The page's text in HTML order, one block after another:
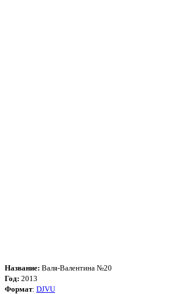
Название: Валя-Валентина №20
Год: 2013
Формат: DJVU